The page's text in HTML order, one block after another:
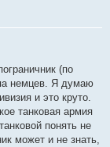
(по
немцев. Я думаю
и это круто.
танковая армия
понять не
может и не знать,